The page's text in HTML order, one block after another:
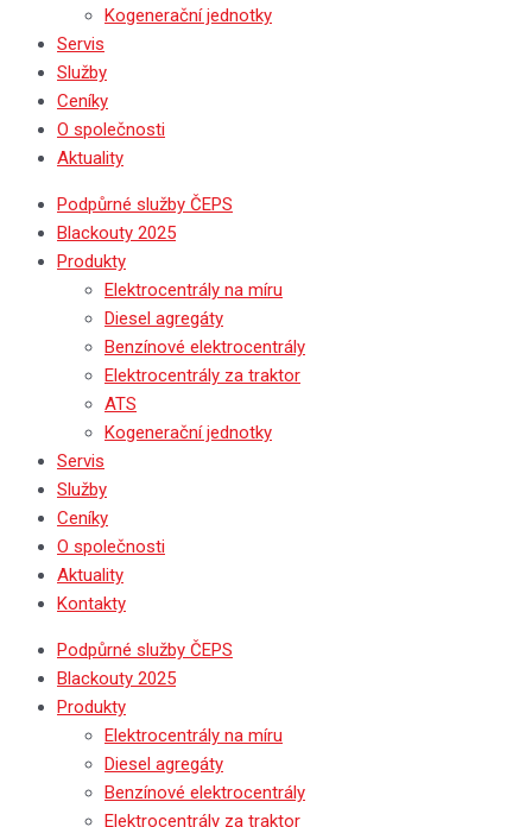
Kogenerační jednotky
Servis
Služby
Ceníky
O společnosti
Aktuality
Podpůrné služby ČEPS
Blackouty 2025
Produkty
Elektrocentrály na míru
Diesel agregáty
Benzínové elektrocentrály
Elektrocentrály za traktor
ATS
Kogenerační jednotky
Servis
Služby
Ceníky
O společnosti
Aktuality
Kontakty
Podpůrné služby ČEPS
Blackouty 2025
Produkty
Elektrocentrály na míru
Diesel agregáty
Benzínové elektrocentrály
Elektrocentrály za traktor